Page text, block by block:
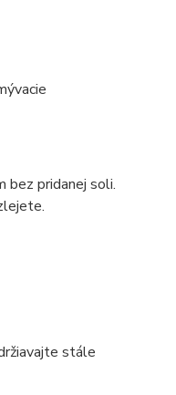
bez pridanej soli.
stále